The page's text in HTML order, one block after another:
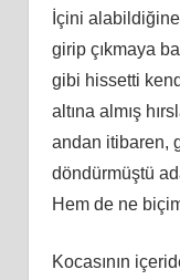
İçini
girip çıkmaya
gibi hissetti
altına almış
andan itibaren,
döndürmüştü
Hem de ne
Kocasının